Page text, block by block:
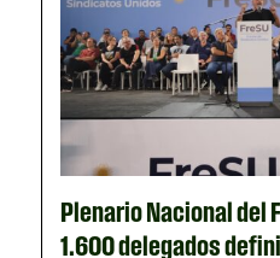
Plenario Nacional del
1.600 delegados